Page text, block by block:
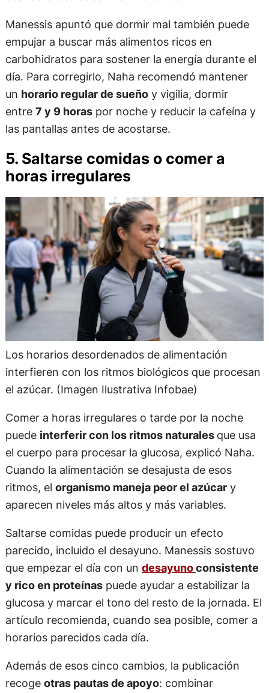
Manessis apuntó que dormir mal también puede
empujar a buscar más alimentos ricos en
carbohidratos para sostener la energía durante el
día. Para corregirlo, Naha recomendó mantener
un horario regular de sueñoy vigilia, dormir
entre 7 y 9 horaspor noche y reducir la cafeína y
las pantallas antes de acostarse.
5. Saltarse comidas o comer a
horas irregulares
Los horarios desordenados de alimentación
interfieren con los ritmos biológicos que procesan
el azúcar. (Imagen Ilustrativa Infobae)
Comer a horas irregulares o tarde por la noche
puede interferir con los ritmos naturales que usa
el cuerpo para procesar la glucosa, explicó Naha.
Cuando la alimentación se desajusta de esos
ritmos, el organismo maneja peor el azúcary
aparecen niveles más altos y más variables.
Saltarse comidas puede producir un efecto
parecido, incluido el desayuno. Manessis sostuvo
que empezar el día con un desayunoconsistente
y rico en proteínaspuede ayudar a estabilizar la
glucosa y marcar el tono del resto de la jornada. El
artículo recomienda, cuando sea posible, comer a
horarios parecidos cada día.
Además de esos cinco cambios, la publicación
recoge otras pautas de apoyo: combinar